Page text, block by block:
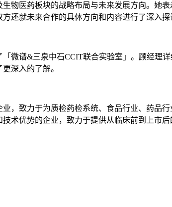
医药板块的战略布局与未来发展方向。她表
还就未来合作的具体方向和内容进行了深入探
谱&三泉中石CCIT联合实验室」。顾经理
深入的了解。
致力于为质检药检系统、食品行业、药品行
术优势的企业，致力于提供从临床前到上市